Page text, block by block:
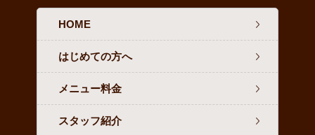
HOME
はじめての方へ
メニュー料金
スタッフ紹介